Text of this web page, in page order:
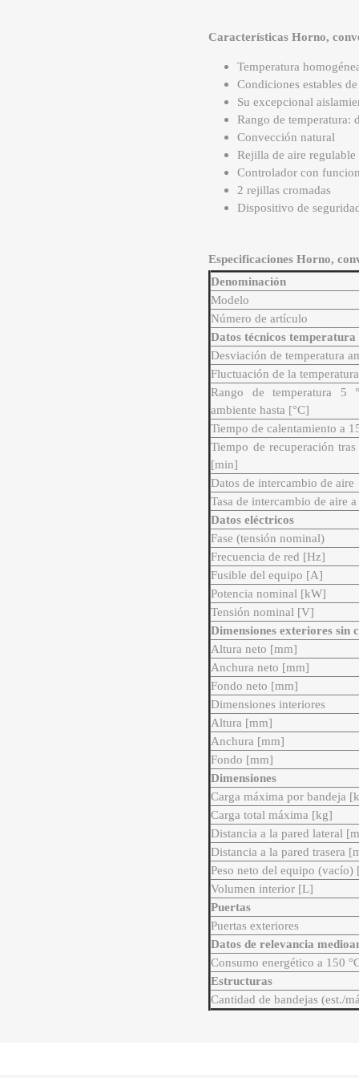
Características Horno,
Temperatura
Condiciones estables
Su excepcional
Rango de temperatura:
Convección natural
Rejilla de aire regulable
Controlador con
2 rejillas cromadas
Dispositivo de
Especificaciones Horno,
Denominación
Modelo
Número de artículo
Datos técnicos temperatura
Desviación de temperatura
Fluctuación de la
Rango de temperatura 5
ambiente hasta [°C]
Tiempo de calentamiento a
Tiempo de recuperación
[min]
Datos de intercambio de aire
Tasa de intercambio de aire
Datos eléctricos
Fase (tensión nominal)
Frecuencia de red [Hz]
Fusible del equipo [A]
Potencia nominal [kW]
Tensión nominal [V]
Dimensiones exteriores sin
Altura neto [mm]
Anchura neto [mm]
Fondo neto [mm]
Dimensiones interiores
Altura [mm]
Anchura [mm]
Fondo [mm]
Dimensiones
Carga máxima por bandeja
Carga total máxima [kg]
Distancia a la pared lateral
Distancia a la pared trasera
Peso neto del equipo (vacío)
Volumen interior [L]
Puertas
Puertas exteriores
Datos de relevancia
Consumo energético a 150
Estructuras
Cantidad de bandejas (est./